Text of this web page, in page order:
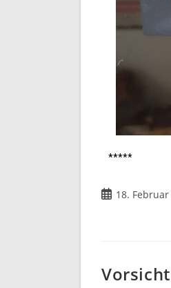
*****
18.